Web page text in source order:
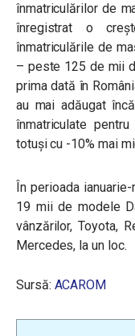
înmatriculărilor de
înregistrat o
înmatriculările de
– peste 125 de mii
prima dată în
au mai adăugat
înmatriculate
totuși cu -10% mai
În perioada
19 mii de modele
vânzărilor, Toyota,
Mercedes, la un loc.
Sursă: ACAROM